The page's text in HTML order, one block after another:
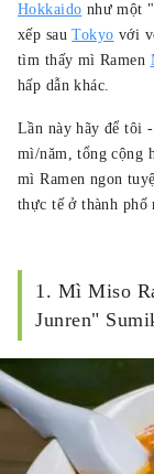
Hokkaido như một "
xếp sauTokyo với
tìm thấy mì Ramen
hấp dẫn khác.
Lần này hãy để tôi
mì/năm, tổng cộng
mì Ramen ngon
thực tế ở thành phố
1. Mì Miso
Junren"